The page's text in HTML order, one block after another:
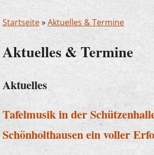
Startseite»Aktuelles & Termine
Aktuelles & Termine
Aktuelles
Tafelmusik in der
Schönholthausen ein voller